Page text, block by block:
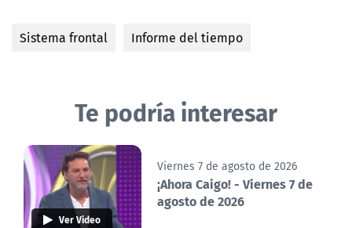
Sistema frontal Informe del tiempo
Te podría interesar
Ver Video
Viernes 7 de agosto de 2026
¡Ahora Caigo! - Viernes 7 de
agosto de 2026